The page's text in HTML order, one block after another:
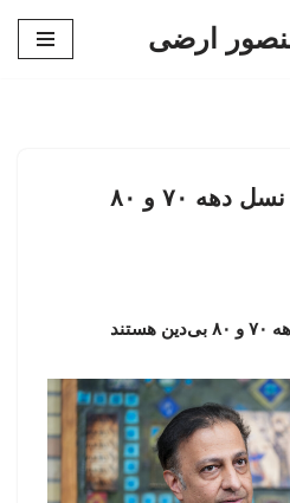
ارضی
ببینید| فکر می‌کردم نسل دهه ۷۰ و ۸۰